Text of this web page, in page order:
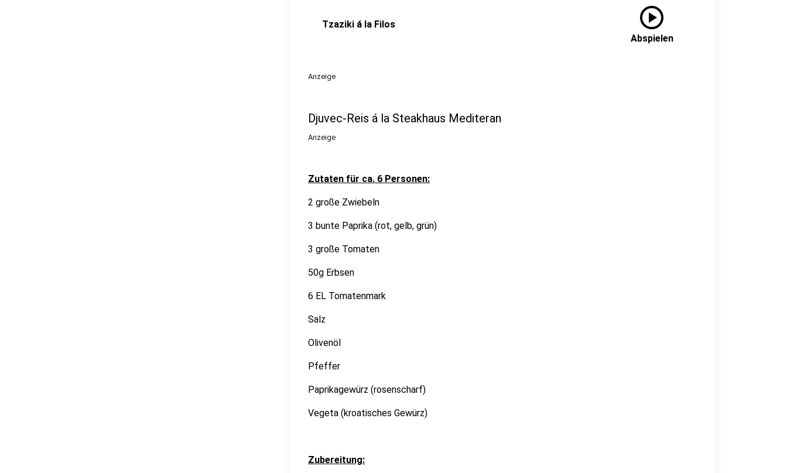
Tzaziki á la Filos play_circle
Abspielen
Anzeige
Djuvec-Reis á la Steakhaus Mediteran
Anzeige
Zutaten für ca. 6 Personen:
2 große Zwiebeln
3 bunte Paprika (rot, gelb, grün)
3 große Tomaten
50g Erbsen
6 EL Tomatenmark
Salz
Olivenöl
Pfeffer
Paprikagewürz (rosenscharf)
Vegeta (kroatisches Gewürz)
Zubereitung: